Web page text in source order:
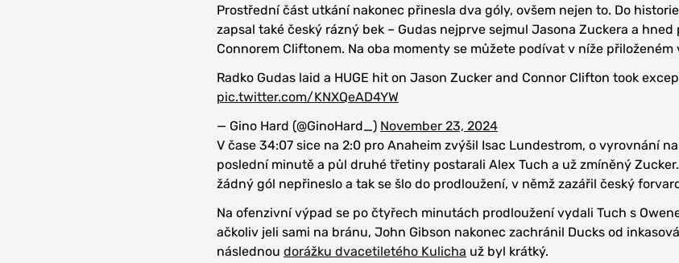
Prostřední část utkání nakonec přinesla dva góly, ovšem nejen to. Do
zapsal také český rázný bek – Gudas nejprve sejmul Jasona Zuckera a hned
Connorem Cliftonem. Na oba momenty se můžete podívat v níže přiloženém
Radko Gudas laid a HUGE hit on Jason Zucker and Connor Clifton took
pic.twitter.com/KNXQeAD4YW
— Gino Hard (@GinoHard_) November 23, 2024
V čase 34:07 sice na 2:0 pro Anaheim zvýšil Isac Lundestrom, o vyrovnání
poslední minutě a půl druhé třetiny postarali Alex Tuch a už zmíněný
žádný gól nepřineslo a tak se šlo do prodloužení, v němž zazářil český
Na ofenzivní výpad se po čtyřech minutách prodloužení vydali Tuch s
ačkoliv jeli sami na bránu, John Gibson nakonec zachránil Ducks od
následnou dorážku dvacetiletého Kulicha už byl krátký.